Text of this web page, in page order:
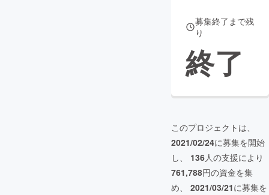
募集終了まで残
り
終了
このプロジェクトは、
2021/02/24に募集を開始
し、 136人の支援により
761,788円の資金を集
め、 2021/03/21に募集を